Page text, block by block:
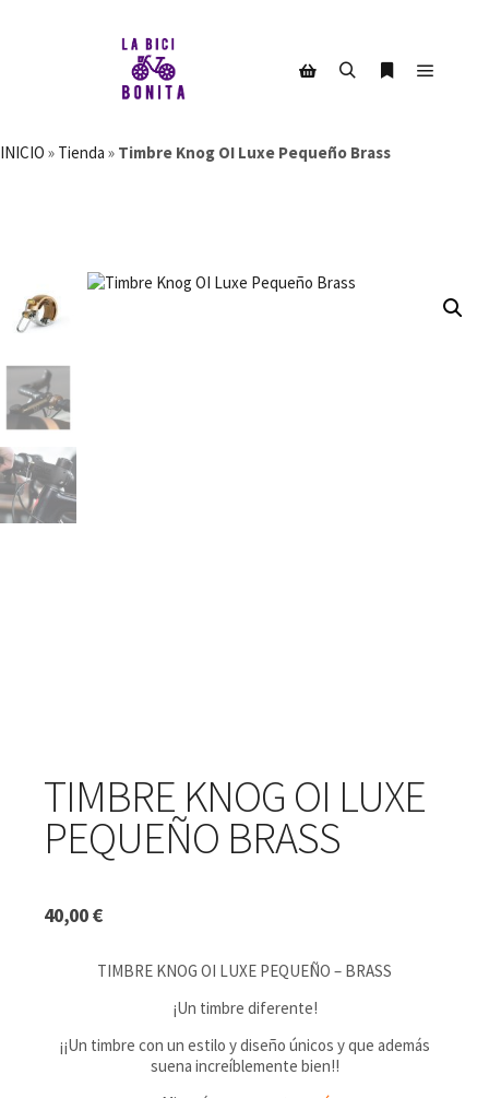
INICIO » Tienda » Timbre Knog OI Luxe Pequeño Brass
TIMBRE KNOG OI LUXE
PEQUEÑO BRASS
40,00€
TIMBRE KNOG OI LUXE PEQUEÑO – BRASS
¡Un timbre diferente!
¡¡Un timbre con un estilo y diseño únicos y que además
suena increíblemente bien!!